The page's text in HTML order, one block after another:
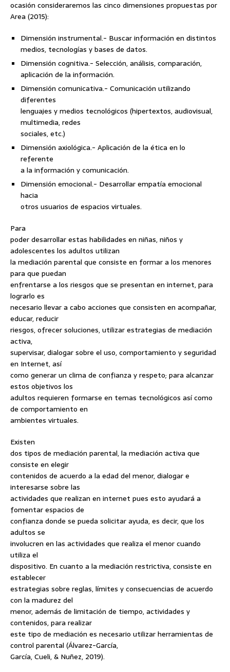
ocasión consideraremos las cinco dimensiones propuestas por
Area (2015):
Dimensión instrumental.- Buscar información en distintos
medios, tecnologías y bases de datos.
Dimensión cognitiva.- Selección, análisis, comparación,
aplicación de la información.
Dimensión comunicativa.- Comunicación utilizando
diferentes
lenguajes y medios tecnológicos (hipertextos, audiovisual,
multimedia, redes
sociales, etc.)
Dimensión axiológica.- Aplicación de la ética en lo
referente
a la información y comunicación.
Dimensión emocional.- Desarrollar empatía emocional
hacia
otros usuarios de espacios virtuales.
Para
poder desarrollar estas habilidades en niñas, niños y
adolescentes los adultos utilizan
la mediación parental que consiste en formar a los menores
para que puedan
enfrentarse a los riesgos que se presentan en internet, para
lograrlo es
necesario llevar a cabo acciones que consisten en acompañar,
educar, reducir
riesgos, ofrecer soluciones, utilizar estrategias de mediación
activa,
supervisar, dialogar sobre el uso, comportamiento y seguridad
en Internet, así
como generar un clima de confianza y respeto; para alcanzar
estos objetivos los
adultos requieren formarse en temas tecnológicos así como
de comportamiento en
ambientes virtuales.
Existen
dos tipos de mediación parental, la mediación activa que
consiste en elegir
contenidos de acuerdo a la edad del menor, dialogar e
interesarse sobre las
actividades que realizan en internet pues esto ayudará a
fomentar espacios de
confianza donde se pueda solicitar ayuda, es decir, que los
adultos se
involucren en las actividades que realiza el menor cuando
utiliza el
dispositivo. En cuanto a la mediación restrictiva, consiste en
establecer
estrategias sobre reglas, límites y consecuencias de acuerdo
con la madurez del
menor, además de limitación de tiempo, actividades y
contenidos, para realizar
este tipo de mediación es necesario utilizar herramientas de
control parental (Álvarez-García,
García, Cueli, & Nuñez, 2019).